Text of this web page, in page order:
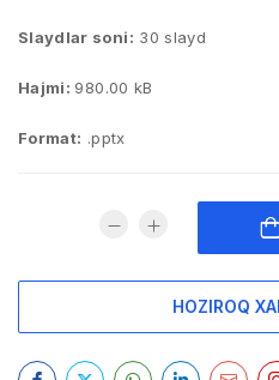
Slaydlar soni: 30 slayd
Hajmi: 980.00 kB
Format: .pptx
HOZIROQ